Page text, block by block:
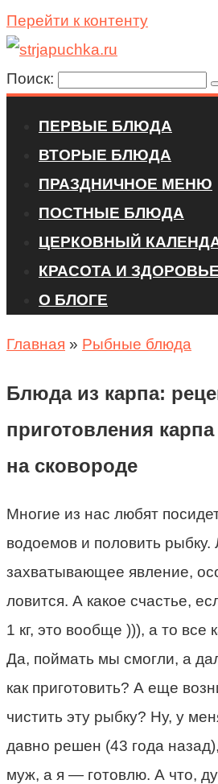
Перейти к контенту
Поиск:
ПЕРВЫЕ БЛЮДА
ВТОРЫЕ БЛЮДА
ПРАЗДНИЧНОЕ МЕНЮ
ПОСТНЫЕ БЛЮДА
ЦЕРКОВНЫЙ
КРАСОТА И ЗДОРОВЬЕ
О БЛОГЕ
Главная » Рыбные блюда
Блюда из карпа:
приготовления
на сковороде
Многие из нас любят
водоемов и половить
захватывающее явление,
ловится. А какое счастье,
1 кг, это вообще ))), а то все
Да, поймать мы смогли, а
как приготовить? А еще
чистить эту рыбку? Ну, у
давно решен (43 года
муж, а я — готовлю. А что,